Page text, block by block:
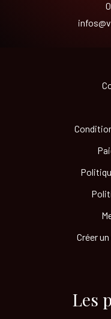
Créer
Les